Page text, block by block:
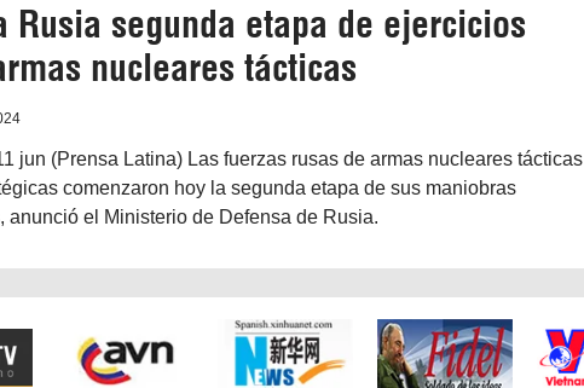
Rusia segunda etapa de ejercicios
nucleares tácticas
jun (Prensa Latina) Las fuerzas rusas de armas nucleares tácticas
comenzaron hoy la segunda etapa de sus maniobras
anunció el Ministerio de Defensa de Rusia.